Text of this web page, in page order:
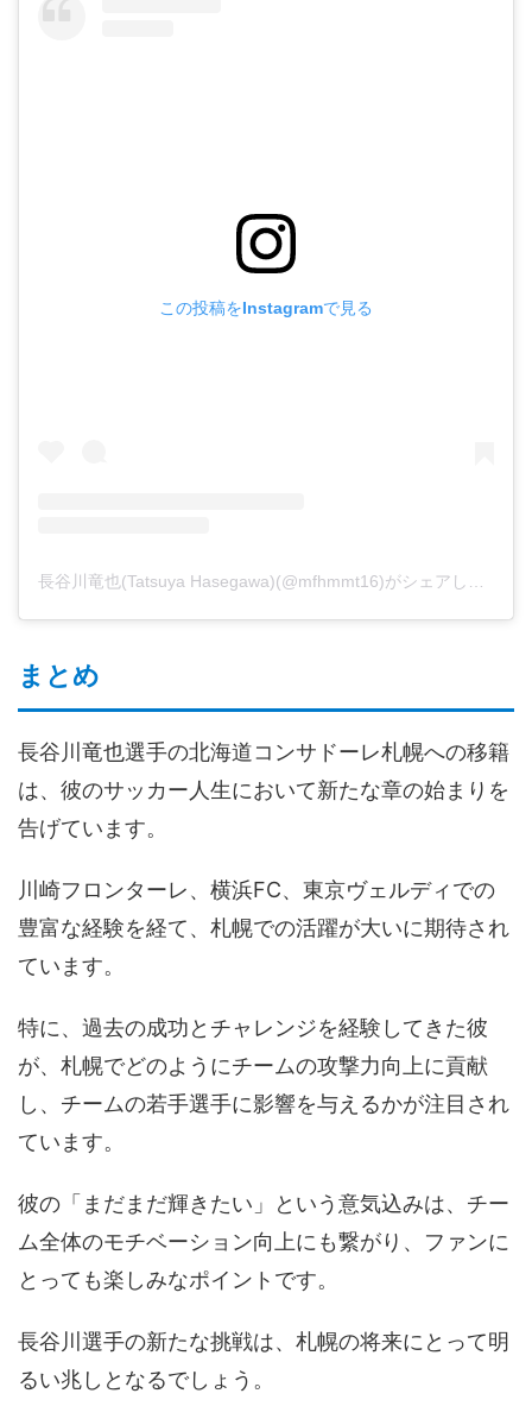
この投稿をInstagramで見る
長谷川竜也(Tatsuya Hasegawa)(@mfhmmt16)がシェアした投稿
まとめ
長谷川竜也選手の北海道コンサドーレ札幌への移籍
は、彼のサッカー人生において新たな章の始まりを
告げています。
川崎フロンターレ、横浜FC、東京ヴェルディでの
豊富な経験を経て、札幌での活躍が大いに期待され
ています。
特に、過去の成功とチャレンジを経験してきた彼
が、札幌でどのようにチームの攻撃力向上に貢献
し、チームの若手選手に影響を与えるかが注目され
ています。
彼の「まだまだ輝きたい」という意気込みは、チー
ム全体のモチベーション向上にも繋がり、ファンに
とっても楽しみなポイントです。
長谷川選手の新たな挑戦は、札幌の将来にとって明
るい兆しとなるでしょう。